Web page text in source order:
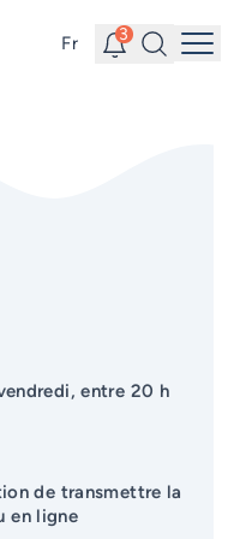
Fr
Alerts
3 Search
entre 20 h
de transmettre la
en ligne